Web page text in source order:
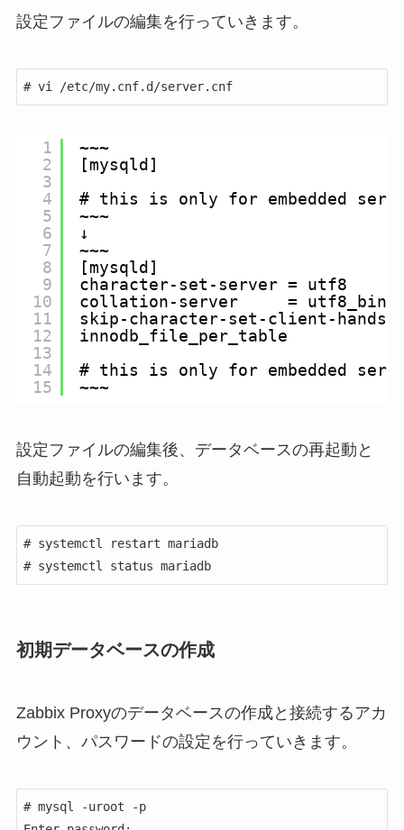
設定ファイルの編集を行っていきます。
# vi /etc/my.cnf.d/server.cnf
1
2
3
4
5
6
7
8
9
10
11
12
13
14
15
~~~
[mysqld]
# this is only for embedded
~~~
↓
~~~
[mysqld]
character-set-server = utf8
collation-server     = utf8_bin
skip-character-set-client-
innodb_file_per_table
# this is only for embedded
~~~
設定ファイルの編集後、データベースの再起動と
自動起動を行います。
# systemctl restart mariadb
# systemctl status mariadb
初期データベースの作成
Zabbix Proxyのデータベースの作成と接続するアカ
ウント、パスワードの設定を行っていきます。
# mysql -uroot -p